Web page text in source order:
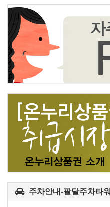
주차안내-팔달주차타워